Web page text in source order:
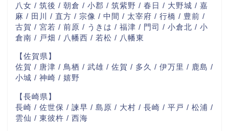
八女 / 筑後 / 朝倉 / 小郡 / 筑紫野 / 春日 / 大野城 / 嘉
麻 / 田川 / 直方 / 宗像 / 中間 / 太宰府 / 行橋 / 豊前 /
古賀 / 宮若 / 前原 / うきは / 福津 / 門司 / 小倉北 / 小
倉南 / 戸畑 / 八幡西 / 若松 / 八幡東
【佐賀県】
佐賀 / 唐津 / 鳥栖 / 武雄 / 佐賀 / 多久 / 伊万里 / 鹿島 /
小城 / 神崎 / 嬉野
【長崎県】
長崎 / 佐世保 / 諫早 / 島原 / 大村 / 長崎 / 平戸 / 松浦 /
雲仙 / 東彼杵 / 西海